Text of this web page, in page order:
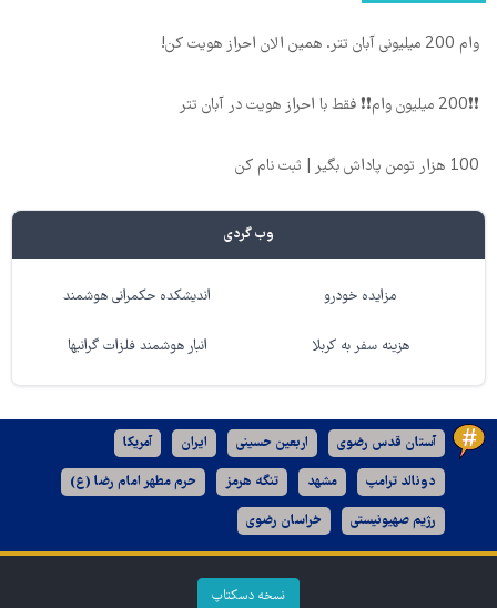
وام 200 میلیونی آبان تتر. همین الان احراز هویت کن!
❗❗200 میلیون وام❗❗ فقط با احراز هویت در آبان تتر
100 هزار تومن پاداش بگیر | ثبت نام کن
وب گردی
مزایده خودرو اندیشکده حکمرانی هوشمند
هزینه سفر به کربلا انبار هوشمند فلزات گرانبها
آستان قدس رضوی اربعین حسینی ایران آمریکا
دونالد ترامپ مشهد تنگه هرمز حرم مطهر امام رضا (ع)
رژیم صهیونیستی خراسان رضوی
نسخه دسکتاپ